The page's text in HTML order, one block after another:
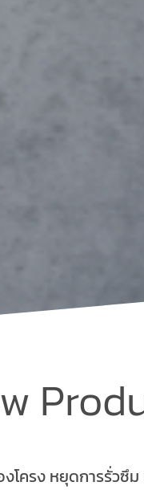
รง หยุดการรั่วซึ